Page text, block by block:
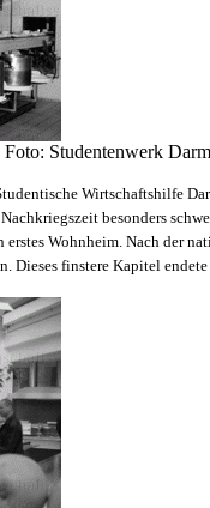
Studentenwerk
Wirtschaftshilfe
besonders
Wohnheim. Nach der
Dieses finstere Kapitel